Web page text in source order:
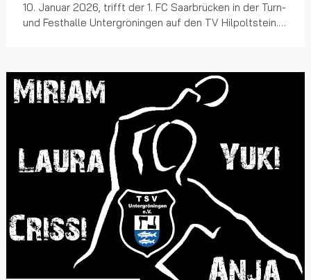
10. Januar 2026, trifft der 1. FC Saarbrücken in der Turn-
und Festhalle Untergröningen auf den TV Hilpoltstein.